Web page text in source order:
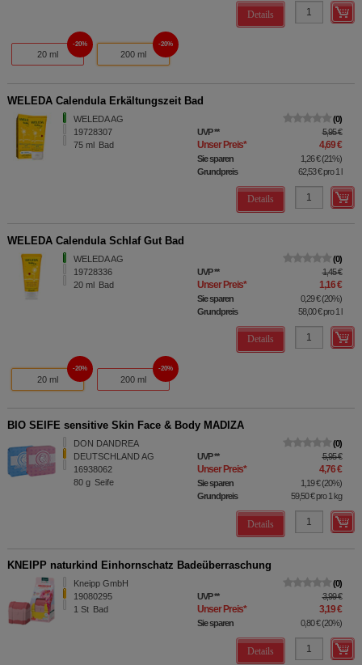
Details
20 ml
20%
200 ml
20%
WELEDA Calendula Erkältungszeit Bad
WELEDA AG
19728307
75 ml Bad
0
UVP** 5,95 €
Unser Preis* 4,69 €
Sie sparen 1,26 €(21%)
Grundpreis
62,53 €pro 1 l
Details
WELEDA Calendula Schlaf Gut Bad
WELEDA AG
19728336
20 ml Bad
0
UVP** 1,45 €
Unser Preis* 1,16 €
Sie sparen 0,29 €(20%)
Grundpreis
58,00 €pro 1 l
Details
20 ml
20%
200 ml
20%
BIO SEIFE sensitive Skin Face & Body MADIZA
DON DANDREA
DEUTSCHLAND AG
16938062
80 g Seife
0
UVP** 5,95 €
Unser Preis* 4,76 €
Sie sparen 1,19 €(20%)
Grundpreis
59,50 €pro 1 kg
Details
KNEIPP naturkind Einhornschatz Badeüberraschung
Kneipp GmbH
19080295
1 St Bad
0
UVP** 3,99 €
Unser Preis* 3,19 €
Sie sparen 0,80 €(20%)
Details